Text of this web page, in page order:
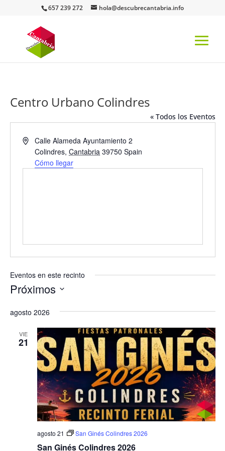
657 239 272 hola@descubrecantabria.info
Centro Urbano Colindres
« Todos los Eventos
Dirección
Calle Alameda Ayuntamiento 2
Colindres, Cantabria 39750 Spain
Cómo llegar
Eventos en este recinto
Próximos
la
agosto 2026
VIE
21
San Ginés Colindres 2026
agosto 21 San Ginés Colindres 2026